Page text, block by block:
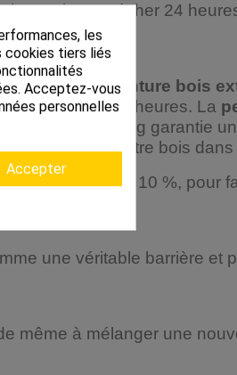
Laissez sécher 24
.
Cettepeinture bois
couches de 24 heures. La
de séchage long garantie
de votre bois
spirit, moins de 10 %, pour
une véritable barrière et
même à mélanger une
les
cookies tiers liés
Acceptez-vous
personnelles
Accepter